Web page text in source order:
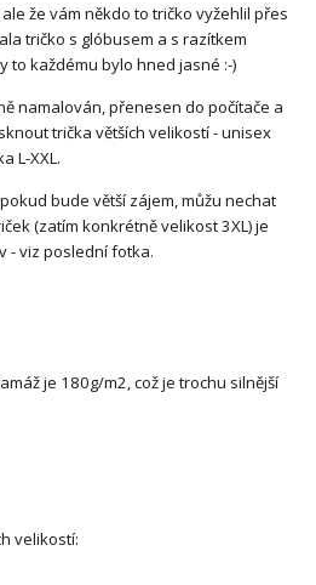
že vám někdo to tričko vyžehlil přes
tričko s glóbusem a s razítkem
to každému bylo hned jasné :-)
namalován, přenesen do počítače a
trička větších velikostí - unisex
L-XXL.
bude větší zájem, můžu nechat
(zatím konkrétně velikost 3XL) je
- viz poslední fotka.
je 180g/m2, což je trochu silnější
velikostí: